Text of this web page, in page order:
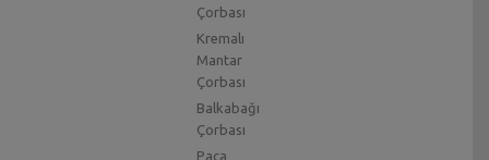
Çorbası
Kremalı
Mantar
Çorbası
Balkabağı
Çorbası
Paça